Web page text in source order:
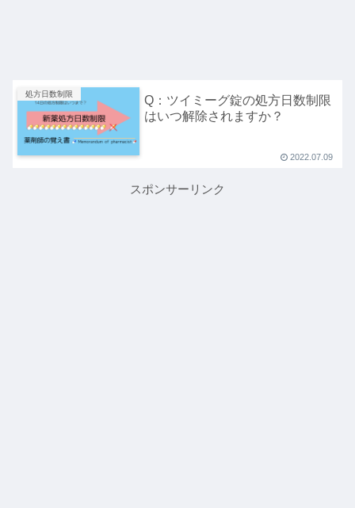
処方日数制限
Q：ツイミーグ錠の処方日数制限
はいつ解除されますか？
2022.07.09
スポンサーリンク